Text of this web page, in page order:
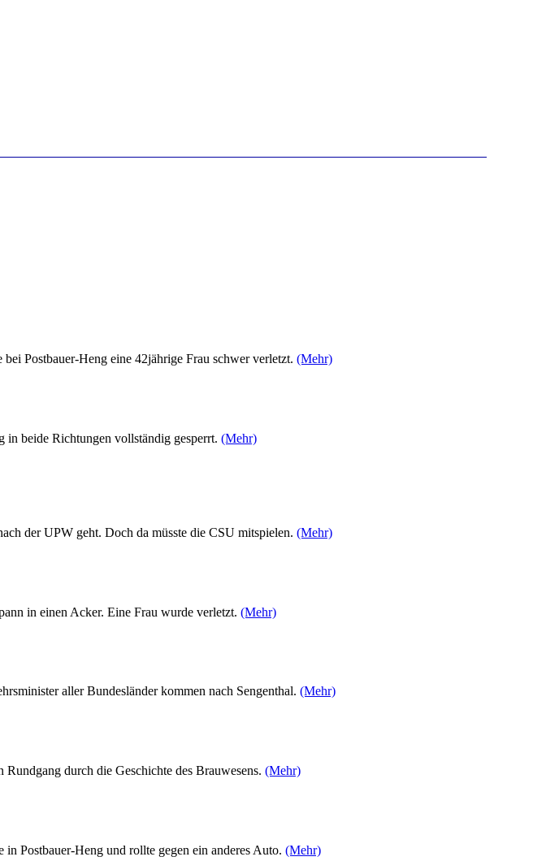
Postbauer-Heng eine 42jährige Frau schwer verletzt. (Mehr)
in beide Richtungen vollständig gesperrt. (Mehr)
der UPW geht. Doch da müsste die CSU mitspielen. (Mehr)
in einen Acker. Eine Frau wurde verletzt. (Mehr)
aller Bundesländer kommen nach Sengenthal. (Mehr)
durch die Geschichte des Brauwesens. (Mehr)
Postbauer-Heng und rollte gegen ein anderes Auto. (Mehr)